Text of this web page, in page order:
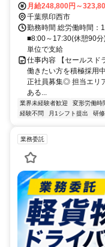
月給248,800円～
千葉県印西市
勤務時間 総労働時間：
■8:00～17:30(休憩90
単位で支給
仕事内容 【セールスド
働きたい方を積極採用
正社員募集◎ 担当エリ
ある...
業界未経験者歓迎 変形労働時
経験不問
月1シフト提出 研
業務委託